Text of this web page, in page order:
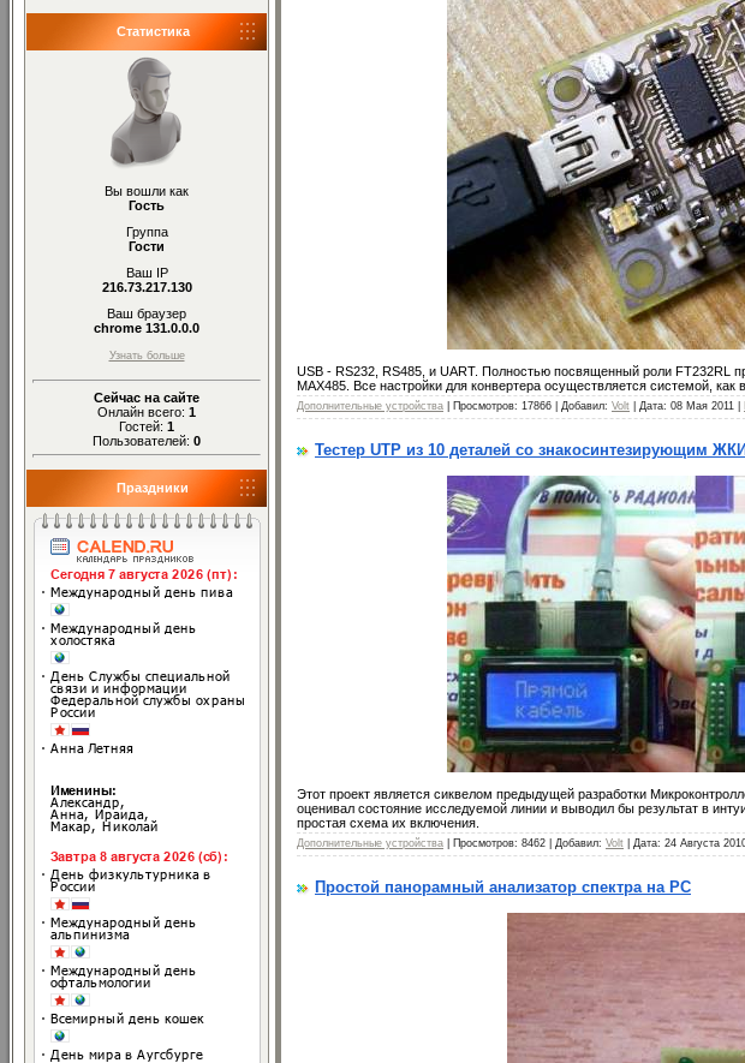
Статистика
Вы вошли как
Гость
Группа
Гости
Ваш IP
216.73.217.130
Ваш браузер
chrome 131.0.0.0
Узнать больше
Сейчас на сайте
Онлайн всего: 1
Гостей: 1
Пользователей: 0
Праздники
USB - RS232, RS485, и UART. Полностью посвященный роли FT232RL
MAX485. Все настройки для конвертера осуществляется системой,
Дополнительные устройства | Просмотров: 17866 | Добавил: Volt | Дата: 08 Мая 2011
Тестер UTP из 10 деталей со знакосинтезирующим ЖКИ
Этот проект является сиквелом предыдущей разработки
оценивал состояние исследуемой линии и выводил бы результат в
простая схема их включения.
Дополнительные устройства | Просмотров: 8462 | Добавил: Volt | Дата: 24 Августа
Простой панорамный анализатор спектра на PC